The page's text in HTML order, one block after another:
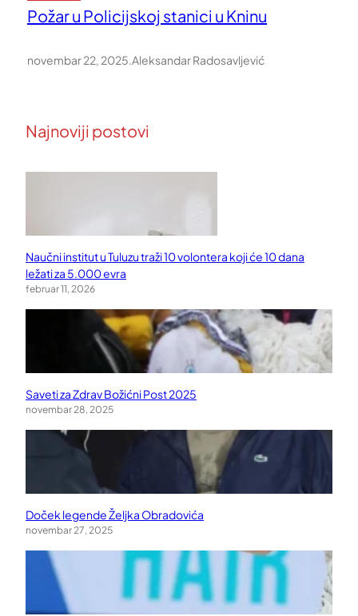
Požar u Policijskoj stanici u Kninu
novembar 22, 2025.Aleksandar Radosavljević
Najnoviji postovi
Naučni institut u Tuluzu traži 10 volontera koji će 10 dana
ležati za 5.000 evra
februar 11, 2026
Saveti za Zdrav Božićni Post 2025
novembar 28, 2025
Doček legende Željka Obradovića
novembar 27, 2025